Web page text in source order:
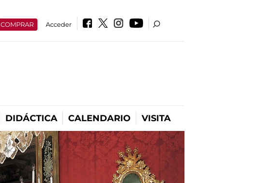
COMPRAR Acceder
DIDÁCTICA CALENDARIO VISITA